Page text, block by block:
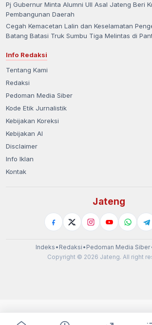
Pj Gubernur Minta Alumni UII Asal Jateng Beri
Pembangunan Daerah
Cegah Kemacetan Lalin dan Keselamatan
Batang Batasi Truk Sumbu Tiga Melintas di
Info Redaksi
Tentang Kami
Redaksi
Pedoman Media Siber
Kode Etik Jurnalistik
Kebijakan Koreksi
Kebijakan AI
Disclaimer
Info Iklan
Kontak
Jateng
Indeks • Redaksi • Pedoman Media Siber
Copyright © 2026 Jateng. All right